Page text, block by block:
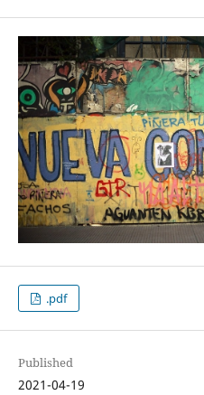
.pdf
Published
2021-04-19